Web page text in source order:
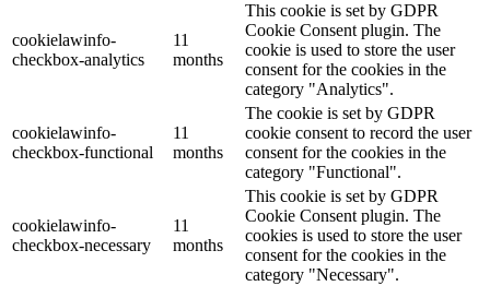
cookielawinfo-
checkbox-analytics
11
months
This cookie is set by GDPR
Cookie Consent plugin. The
cookie is used to store the user
consent for the cookies in the
category "Analytics".
cookielawinfo-
checkbox-functional
11
months
The cookie is set by GDPR
cookie consent to record the user
consent for the cookies in the
category "Functional".
cookielawinfo-
checkbox-necessary
11
months
This cookie is set by GDPR
Cookie Consent plugin. The
cookies is used to store the user
consent for the cookies in the
category "Necessary".